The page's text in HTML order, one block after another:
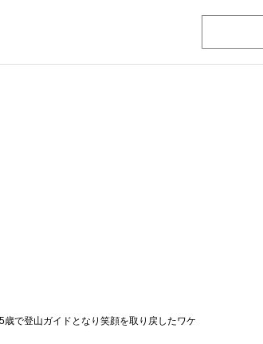
で登山ガイドとなり笑顔を取り戻したワケ